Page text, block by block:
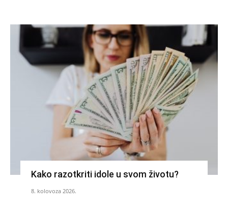
Kako razotkriti idole u svom životu?
8. kolovoza 2026.